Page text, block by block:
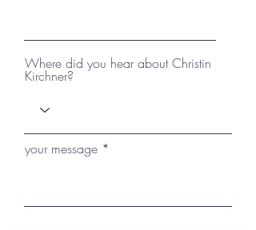
Where did you hear about Christin
Kirchner?
your message